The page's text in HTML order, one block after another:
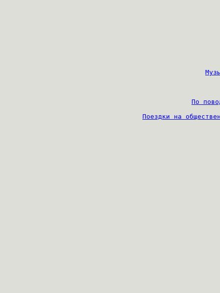
По
Поездки на